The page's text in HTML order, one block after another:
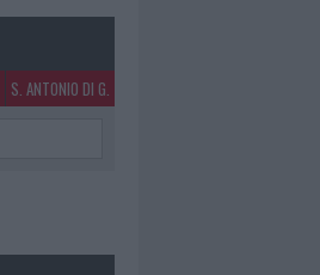
S. ANTONIO DI G.